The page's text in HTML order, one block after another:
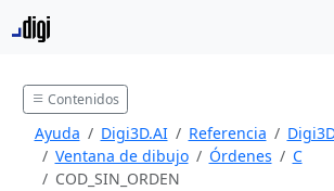
Contenidos
Ayuda Digi3D.AI Referencia
Ventana de dibujo
Órdenes
C
COD_SIN_ORDEN